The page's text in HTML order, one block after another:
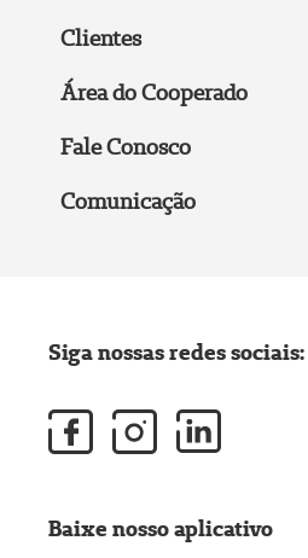
Clientes
Área do Cooperado
Fale Conosco
Comunicação
Siga nossas redes sociais:
Baixe nosso aplicativo